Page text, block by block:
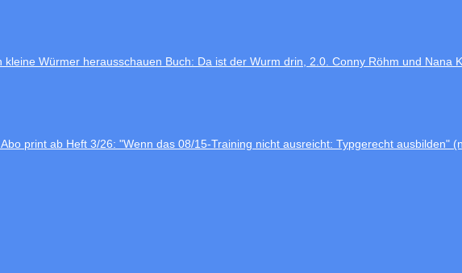
Buch: Da ist der Wurm drin, 2.0. Conny Röhm und Nana
Abo print ab Heft 3/26: "Wenn das 08/15-Training nicht ausreicht: Typgerecht ausbilden"